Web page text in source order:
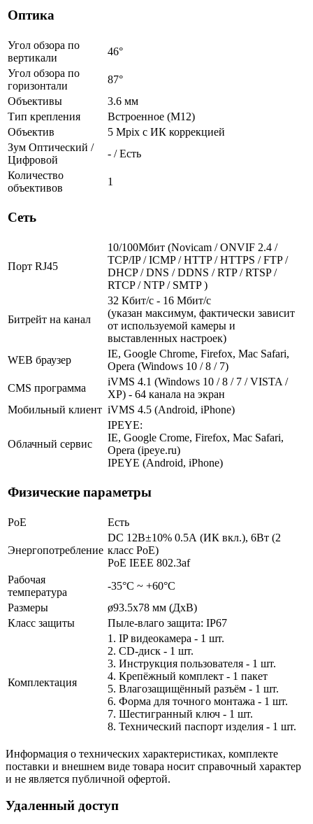
Оптика
Угол обзора по
вертикали
46°
Угол обзора по
горизонтали
87°
Объективы
3.6 мм
Тип крепления
Встроенное (М12)
Объектив
5 Mpix c ИК коррекцией
Зум Оптический /
Цифровой
- / Есть
Количество
объективов
1
Сеть
Порт RJ45
10/100Мбит (Novicam / ONVIF 2.4 /
TCP/IP / ICMP / HTTP / HTTPS / FTP /
DHCP / DNS / DDNS / RTP / RTSP /
RTCP / NTP / SMTP )
Битрейт на канал
32 Кбит/с - 16 Мбит/с
(указан максимум, фактически зависит
от используемой камеры и
выставленных настроек)
WEB браузер
IE, Google Chrome, Firefox, Mac Safari,
Opera (Windows 10 / 8 / 7)
CMS программа
iVMS 4.1 (Windows 10 / 8 / 7 / VISTA /
XP) - 64 канала на экран
Мобильный клиент iVMS 4.5 (Android, iPhone)
Облачный сервис
IPEYE:
IE, Google Crome, Firefox, Mac Safari,
Opera (ipeye.ru)
IPEYE (Android, iPhone)
Физические параметры
PoE Есть
Энергопотребление
DC 12В±10% 0.5А (ИК вкл.), 6Вт (2
класс PoE)
PoE IEEE 802.3af
Рабочая
температура
-35°С ~ +60°С
Размеры
ø93.5x78 мм (ДхВ)
Класс защиты
Пыле-влаго защита: IP67
Комплектация
1. IP видеокамера - 1 шт.
2. СD-диск - 1 шт.
3. Инструкция пользователя - 1 шт.
4. Крепёжный комплект - 1 пакет
5. Влагозащищённый разъём - 1 шт.
6. Форма для точного монтажа - 1 шт.
7. Шестигранный ключ - 1 шт.
8. Технический паспорт изделия - 1 шт.
Информация о технических характеристиках, комплекте
поставки и внешнем виде товара носит справочный характер
и не является публичной офертой.
Удаленный доступ